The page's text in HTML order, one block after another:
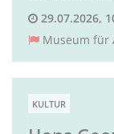
29.07.2026,
Museum für
KULTUR